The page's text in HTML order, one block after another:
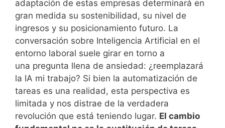
adaptación de estas empresas determinará en
gran medida su sostenibilidad, su nivel de
ingresos y su posicionamiento futuro. La
conversación sobre Inteligencia Artificial en el
entorno laboral suele girar en torno a
una pregunta llena de ansiedad: ¿reemplazará
la IA mi trabajo? Si bien la automatización de
tareas es una realidad, esta perspectiva es
limitada y nos distrae de la verdadera
revolución que está teniendo lugar. El cambio